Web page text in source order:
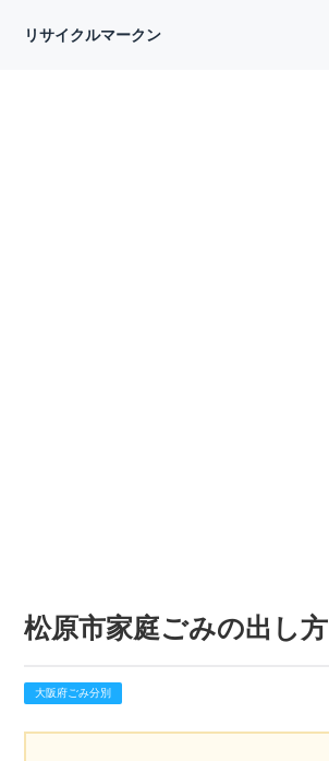
リサイクルマークン
松原市家庭ごみの出し方
大阪府ごみ分別